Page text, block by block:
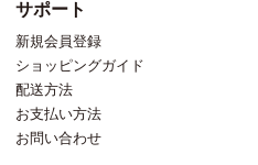
サポート
新規会員登録
ショッピングガイド
配送方法
お支払い方法
お問い合わせ